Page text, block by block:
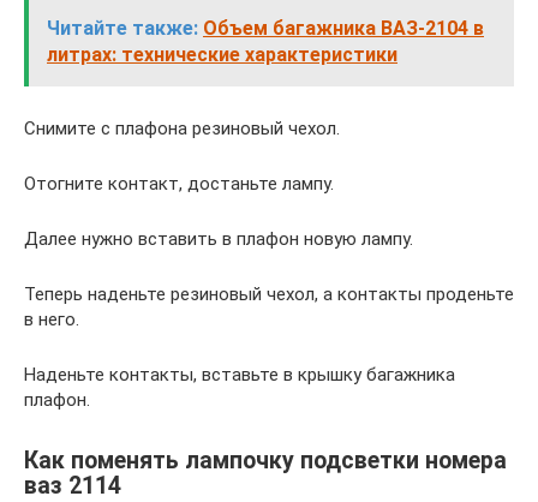
Читайте также: Объем багажника ВАЗ-2104 в
литрах: технические характеристики
Снимите с плафона резиновый чехол.
Отогните контакт, достаньте лампу.
Далее нужно вставить в плафон новую лампу.
Теперь наденьте резиновый чехол, а контакты проденьте
в него.
Наденьте контакты, вставьте в крышку багажника
плафон.
Как поменять лампочку подсветки номера
ваз 2114